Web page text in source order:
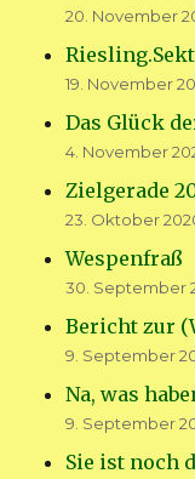
20. November
19. November
Das Glück
4. November
Zielgerade
23. Oktober
Wespenfraß
30. September
Bericht zur
9. September
Na, was
9. September
Sie ist noch